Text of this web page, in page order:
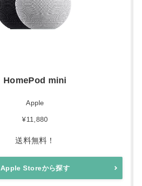
HomePod mini
Apple
¥11,880
送料無料！
Apple Storeから探す